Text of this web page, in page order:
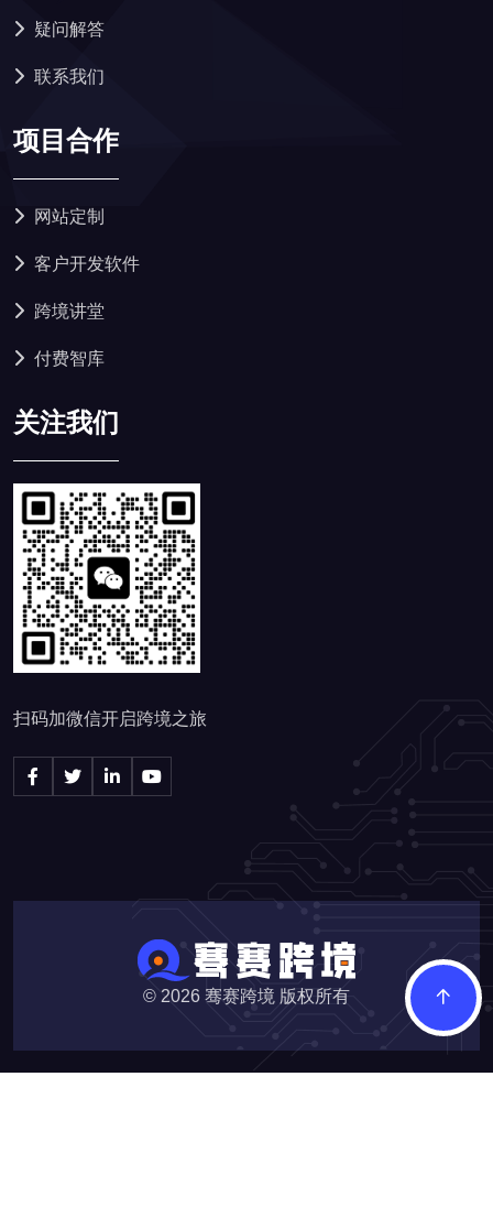
疑问解答
联系我们
项目合作
网站定制
客户开发软件
跨境讲堂
付费智库
关注我们
扫码加微信开启跨境之旅
© 2026 骞赛跨境 版权所有